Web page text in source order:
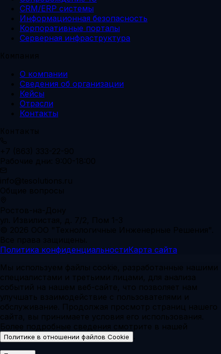
CRM/ERP системы
Информационная безопасность
Корпоративные порталы
Серверная инфраструктура
Компания
О компании
Сведения об организации
Кейсы
Отрасли
Контакты
Контакты
+7 (863) 333-22-90
Рабочие дни: 9:00-18:00
info@tesolutions.ru
Общие вопросы
Ростов-на-Дону
ул. Извилистая, д. 7/2, Пом 1-3
© 2026 ООО "Технологичные Инженерные Решения".
Все права защищены.
Политика конфиденциальностиКарта сайта
Мы используем файлы cookie, разработанные нашими
специалистами и третьими лицами, для анализа
событий на нашем веб-сайте, что позволяет нам
улучшать взаимодействие с пользователями и
обслуживание. Продолжая просмотр страниц нашего
сайта, вы принимаете условия его использования.
Более подробные сведения смотрите в нашей
Политике в отношении файлов Cookie .